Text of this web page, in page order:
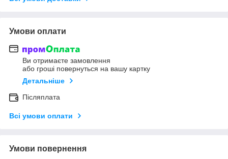
Умови оплати
Ви отримаєте замовлення
або гроші повернуться на вашу картку
Детальніше
Післяплата
Всі умови оплати
Умови повернення